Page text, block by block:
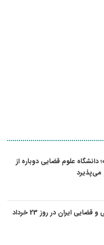
علوم قضایی دوباره از
می‌پذیرد
تحولات مهم حقوقی و قضایی ایران در روز 23 خرداد